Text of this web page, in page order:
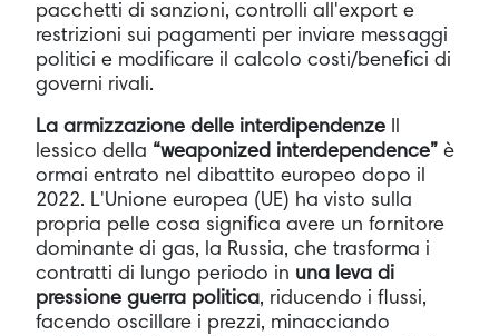
pacchetti di sanzioni, controlli all'export e
restrizioni sui pagamenti per inviare messaggi
politici e modificare il calcolo costi/benefici di
governi rivali.
La armizzazione delle interdipendenze
lessico della “weaponized interdependence” è
ormai entrato nel dibattito europeo dopo il
2022. L'Unione europea (UE) ha visto sulla
propria pelle cosa significa avere un fornitore
dominante di gas, la Russia, che trasforma i
contratti di lungo periodo in una leva di
pressione guerra politica, riducendo i flussi,
facendo oscillare i prezzi, minacciando